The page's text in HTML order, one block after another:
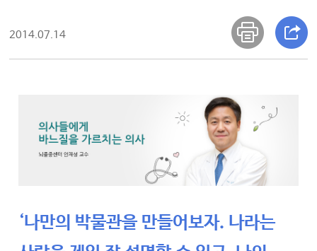
2014.07.14
‘나만의 박물관을 만들어보자. 나라는